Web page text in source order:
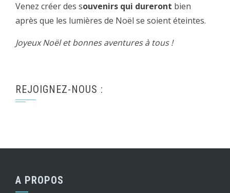
Venez créer des souvenirs qui dureront bien
après que les lumières de Noël se soient éteintes.
Joyeux Noël et bonnes aventures à tous !
REJOIGNEZ-NOUS :
A PROPOS